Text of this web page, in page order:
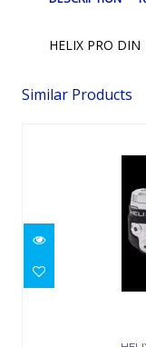
HELIX PRO DIN
Similar Products